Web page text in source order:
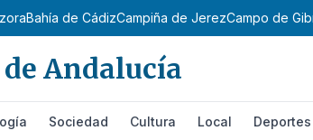
Bahía de CádizCampiña de JerezCampo de
de Andalucía
Sociedad Cultura Local Deportes